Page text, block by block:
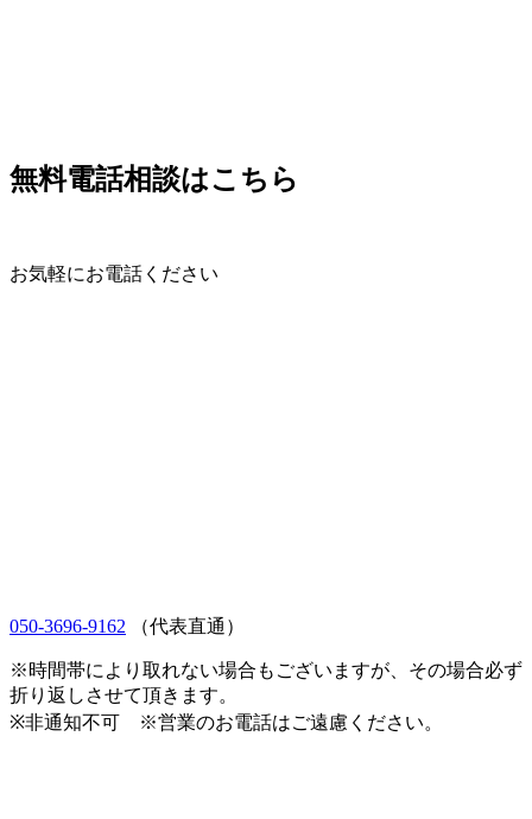
無料電話相談はこちら
お気軽にお電話ください
050-3696-9162 （代表直通）
※時間帯により取れない場合もございますが、その場合必ず
折り返しさせて頂きます。
※非通知不可 ※営業のお電話はご遠慮ください。